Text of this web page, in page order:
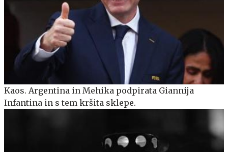
Kaos. Argentina in Mehika podpirata Giannija
Infantina in s tem kršita sklepe.